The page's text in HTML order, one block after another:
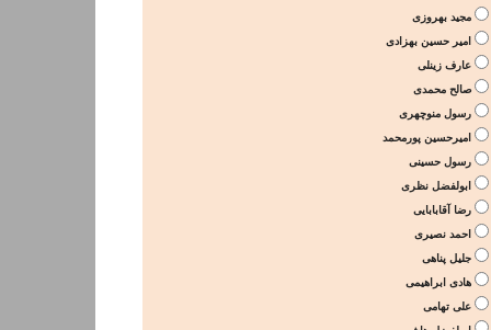
مجید بهروزی
امیر حسین بهزادی
عارف زینلی
صالح محمدی
رسول منوچهری
امیرحسین پورمحمد
رسول حسینی
ابولفضل نظری
رضا آقابابایی
احمد نصیری
جلیل پناهی
هادی ابراهیمی
علی تهامی